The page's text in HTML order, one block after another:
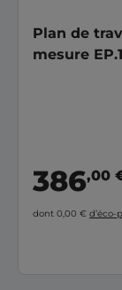
Plan de
mesure
386,00
dont 0,00 € d’éco-